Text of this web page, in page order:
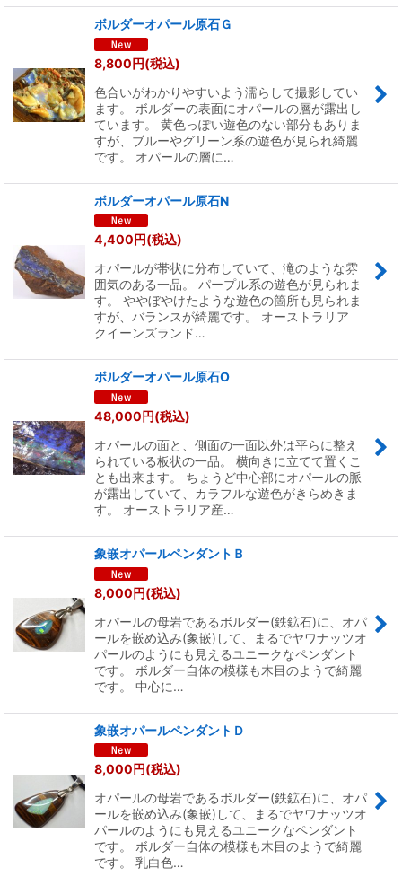
ボルダーオパール原石Ｇ
8,800円(税込)
色合いがわかりやすいよう濡らして撮影してい
ます。 ボルダーの表面にオパールの層が露出し
ています。 黄色っぽい遊色のない部分もありま
すが、ブルーやグリーン系の遊色が見られ綺麗
です。 オパールの層に…
ボルダーオパール原石N
4,400 円(税込)
オパールが帯状に分布していて、滝のような雰
囲気のある一品。 パープル系の遊色が見られま
す。 ややぼやけたような遊色の箇所も見られま
すが、バランスが綺麗です。 オーストラリア
クイーンズランド…
ボルダーオパール原石O
48,000円(税込)
オパールの面と、側面の一面以外は平らに整え
られている板状の一品。 横向きに立てて置くこ
とも出来ます。 ちょうど中心部にオパールの脈
が露出していて、カラフルな遊色がきらめきま
す。 オーストラリア産…
象嵌オパールペンダントＢ
8,000円(税込)
オパールの母岩であるボルダー(鉄鉱石)に、オパ
ールを嵌め込み(象嵌)して、まるでヤワナッツオ
パールのようにも見えるユニークなペンダント
です。 ボルダー自体の模様も木目のようで綺麗
です。 中心に…
象嵌オパールペンダントＤ
8,000 円(税込)
オパールの母岩であるボルダー(鉄鉱石)に、オパ
ールを嵌め込み(象嵌)して、まるでヤワナッツオ
パールのようにも見えるユニークなペンダント
です。 ボルダー自体の模様も木目のようで綺麗
です。 乳白色…